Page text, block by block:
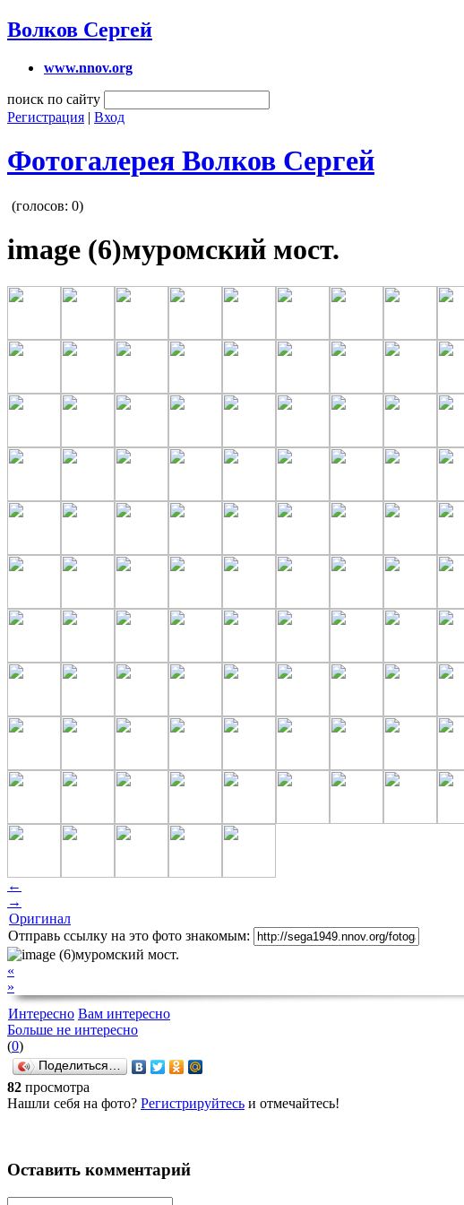
Волков Сергей
www.nnov.org
поиск по сайту
Регистрация | Вход
Фотогалерея Волков Сергей
(голосов: 0)
image (6)муромский мост.
←
→
Оригинал
Отправь ссылку на это фото знакомым:
«
»
Интересно Вам интересно
Больше не интересно
(0)
Поделиться…
82 просмотра
Нашли себя на фото? Регистрируйтесь и отмечайтесь!
Оставить комментарий